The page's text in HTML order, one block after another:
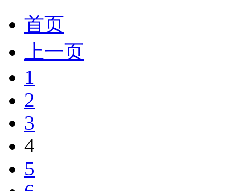
首页
上一页
1
2
3
4
5